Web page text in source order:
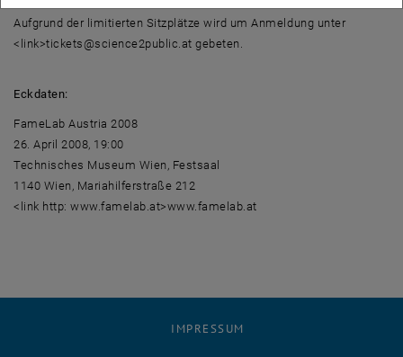
Aufgrund der limitierten Sitzplätze wird um Anmeldung unter
<link>tickets@science2public.at gebeten.
Eckdaten:
FameLab Austria 2008
26. April 2008, 19:00
Technisches Museum Wien, Festsaal
1140 Wien, Mariahilferstraße 212
<link http: www.famelab.at>www.famelab.at
IMPRESSUM